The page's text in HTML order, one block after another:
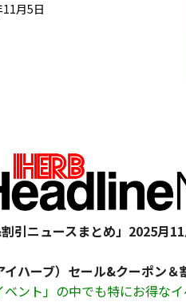
月5日
引ニュースまとめ」 2025月
イハーブ）セール&クーポン＆
ント」の中でも特にお得なイ